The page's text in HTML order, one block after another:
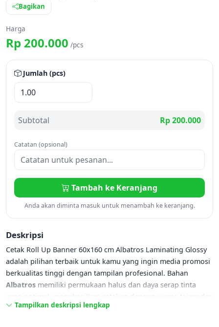
Bagikan
Harga
Rp 200.000 /pcs
Jumlah (pcs)
Subtotal Rp 200.000
Catatan (opsional)
Tambah ke Keranjang
Anda akan diminta masuk untuk menambah ke keranjang.
Deskripsi
Cetak Roll Up Banner 60x160 cm Albatros Laminating Glossy
adalah pilihan terbaik untuk kamu yang ingin media promosi
berkualitas tinggi dengan tampilan profesional. Bahan
Albatros memiliki permukaan halus dan daya serap tinta
yang optimal, menghasilkan cetakan dengan warna tajam dan
detail yang jelas. Ditambah dengan
Tampilkan deskripsi lengkap